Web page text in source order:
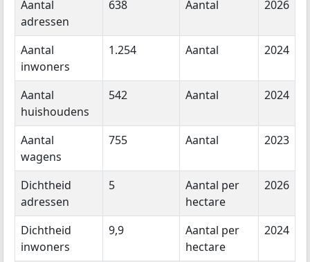
Aantal
adressen
638 Aantal 2026
Aantal
inwoners
1.254 Aantal 2024
Aantal
huishoudens
542 Aantal 2024
Aantal
wagens
755 Aantal 2023
Dichtheid
adressen
5
Aantal per
hectare
2026
Dichtheid
inwoners
9,9
Aantal per
hectare
2024